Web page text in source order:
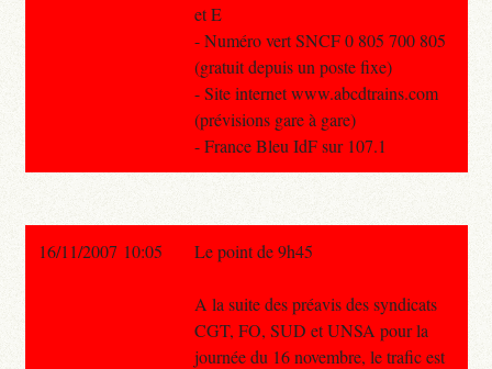
et E
- Numéro vert SNCF 0 805 700 805
(gratuit depuis un poste fixe)
- Site internet www.abcdtrains.com
(prévisions gare à gare)
- France Bleu IdF sur 107.1
16/11/2007 10:05 Le point de 9h45
A la suite des préavis des syndicats
CGT, FO, SUD et UNSA pour la
journée du 16 novembre, le trafic est